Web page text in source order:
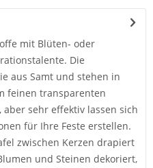
mit Blüten- oder
Die
aus Samt und stehen in
feinen transparenten
aber sehr effektiv lassen sich
für Ihre Feste erstellen.
zwischen Kerzen drapiert
und Steinen dekoriert,